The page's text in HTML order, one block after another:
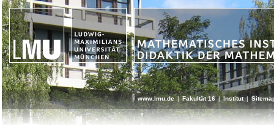
www.lmu.de | Fakultät 16 | Institut|